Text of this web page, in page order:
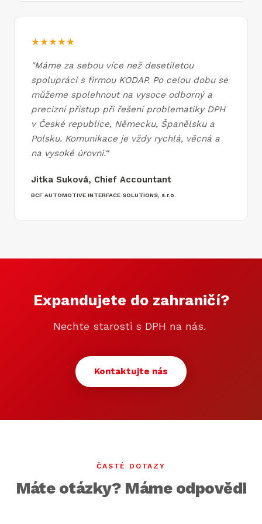
★★★★★
"Máme za sebou více než desetiletou
spolupráci s firmou KODAP. Po celou dobu se
můžeme spolehnout na vysoce odborný a
precizní přístup při řešení problematiky DPH
v České republice, Německu, Španělsku a
Polsku. Komunikace je vždy rychlá, věcná a
na vysoké úrovni.“
Jitka Suková, Chief Accountant
BCF AUTOMOTIVE INTERFACE SOLUTIONS, s.r.o.
Expandujete do zahraničí?
Nechte starosti s DPH na nás.
Kontaktujte nás
ČASTÉ DOTAZY
Máte otázky? Máme odpovědi